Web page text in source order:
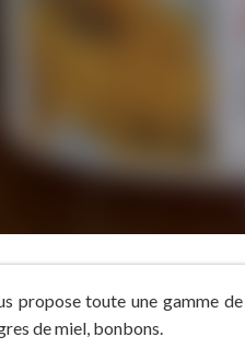
propose toute une gamme
de miel, bonbons.